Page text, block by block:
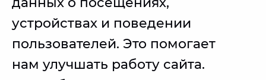
Samsung – правообладатель Samsung Electronics Co. Ltd. (Самсунг
Электроникс Ко., Лтд.);
Товарные знаки используется с целью описания товара, в
отношении которых производятся услуги по ремонту сервисным
Услуги оказываются в неавторизованном сервисном центре, не
связанными с компаниями Правообладателями товарных знаков и/
устройствах и поведении
пользователей. Это помогает
нам улучшать работу сайта.